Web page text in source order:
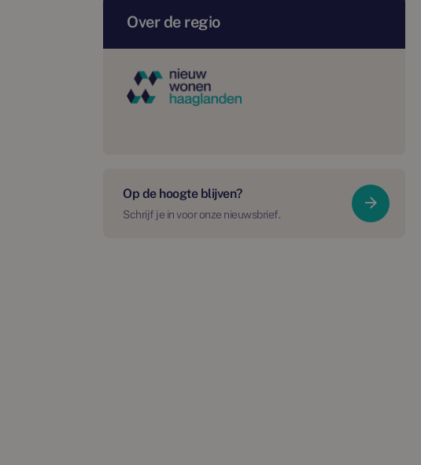
Over de regio
Op de hoogte blijven?
Schrijf je in voor onze nieuwsbrief.